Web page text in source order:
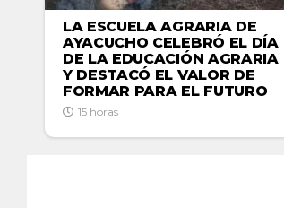
LA ESCUELA AGRARIA DE
AYACUCHO CELEBRÓ EL DÍA
DE LA EDUCACIÓN AGRARIA
Y DESTACÓ EL VALOR DE
FORMAR PARA EL FUTURO
15 horas